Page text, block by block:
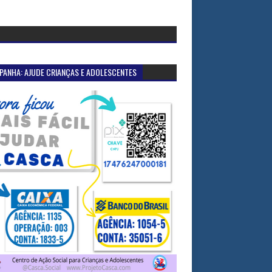
AJUDE CRIANÇAS E ADOLESCENTES